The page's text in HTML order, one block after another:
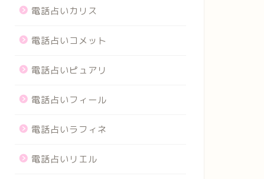
電話占いカリス
電話占いコメット
電話占いピュアリ
電話占いフィール
電話占いラフィネ
電話占いリエル